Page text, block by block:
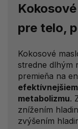
pre telo,
Kokosové
stredne dlhým
premieňa na
metabolizmu.
znížením
zvýšením